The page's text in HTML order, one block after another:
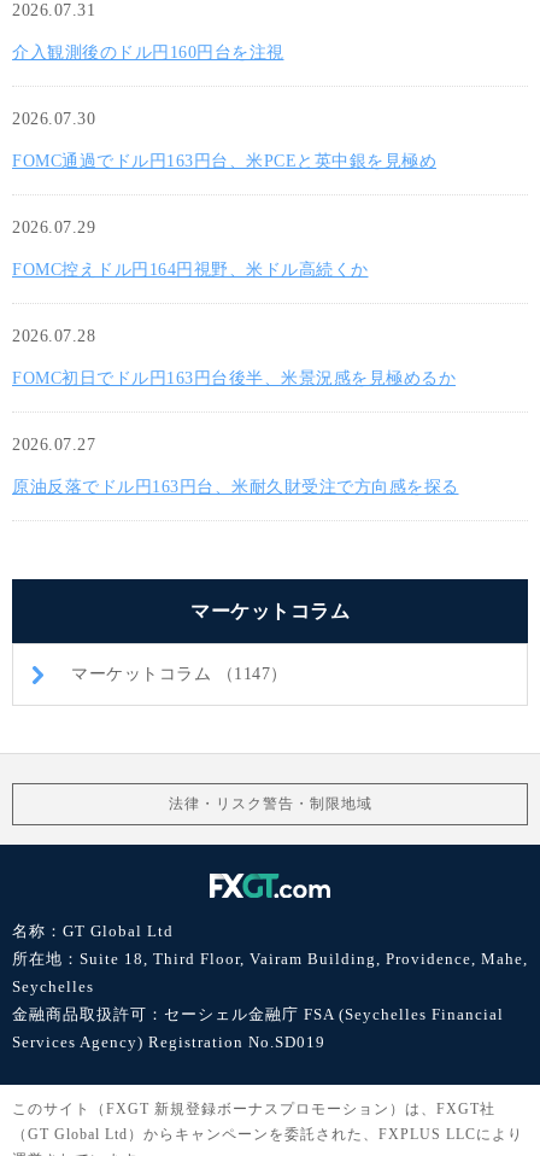
2026.07.31
介入観測後のドル円160円台を注視
2026.07.30
FOMC通過でドル円163円台、米PCEと英中銀を見極め
2026.07.29
FOMC控えドル円164円視野、米ドル高続くか
2026.07.28
FOMC初日でドル円163円台後半、米景況感を見極めるか
2026.07.27
原油反落でドル円163円台、米耐久財受注で方向感を探る
マーケットコラム
マーケットコラム （1147）
法律・リスク警告・制限地域
名称：GT Global Ltd
所在地：Suite 18, Third Floor, Vairam Building, Providence, Mahe,
Seychelles
金融商品取扱許可：セーシェル金融庁 FSA (Seychelles Financial
Services Agency) Registration No.SD019
このサイト（FXGT 新規登録ボーナスプロモーション）は、FXGT社
（GT Global Ltd）からキャンペーンを委託された、FXPLUS LLCにより